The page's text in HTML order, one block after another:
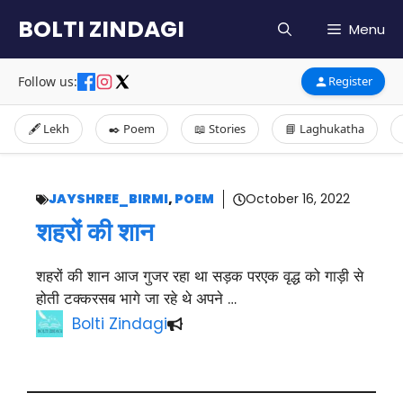
content
BOLTI ZINDAGI Menu
Follow us: Register
🖋️ Lekh ✒️ Poem 📖 Stories 📘 Laghukatha
JAYSHREE_BIRMI, POEM October 16, 2022
शहरों की शान
शहरों की शान आज गुजर रहा था सड़क परएक वृद्ध को गाड़ी से
होती टक्करसब भागे जा रहे थे अपने …
Bolti Zindagi